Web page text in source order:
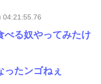
04:21:55.76
べる奴やってみたけ
ったンゴねぇ